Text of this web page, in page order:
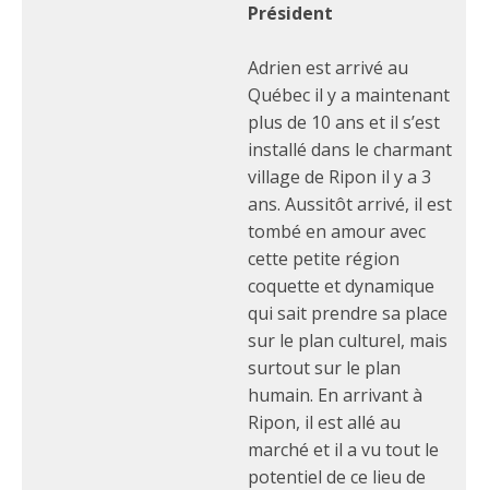
Président
Adrien est arrivé au
Québec il y a maintenant
plus de 10 ans et il s’est
installé dans le charmant
village de Ripon il y a 3
ans. Aussitôt arrivé, il est
tombé en amour avec
cette petite région
coquette et dynamique
qui sait prendre sa place
sur le plan culturel, mais
surtout sur le plan
humain. En arrivant à
Ripon, il est allé au
marché et il a vu tout le
potentiel de ce lieu de